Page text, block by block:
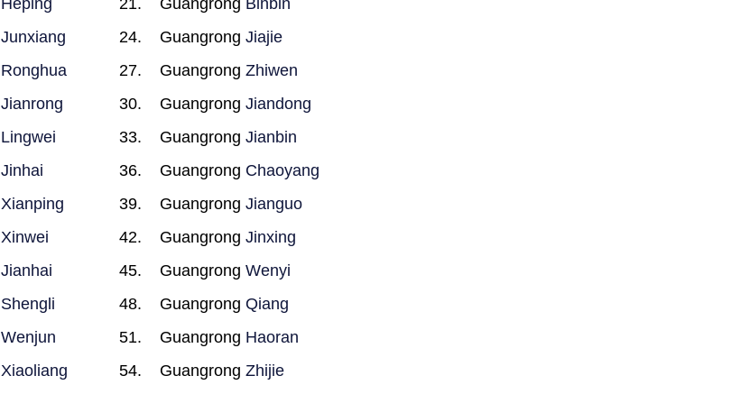
Heping Guangrong Binbin
Junxiang GuangrongJiajie
Ronghua GuangrongZhiwen
Jianrong GuangrongJiandong
Lingwei GuangrongJianbin
Jinhai Guangrong Chaoyang
Xianping GuangrongJianguo
Xinwei GuangrongJinxing
Jianhai GuangrongWenyi
Shengli GuangrongQiang
Wenjun Guangrong Haoran
Xiaoliang GuangrongZhijie